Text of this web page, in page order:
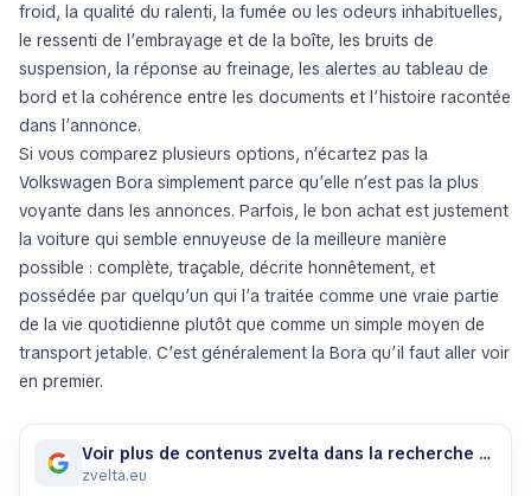
froid, la qualité du ralenti, la fumée ou les odeurs inhabituelles,
le ressenti de l’embrayage et de la boîte, les bruits de
suspension, la réponse au freinage, les alertes au tableau de
bord et la cohérence entre les documents et l’histoire racontée
dans l’annonce.
Si vous comparez plusieurs options, n’écartez pas la
Volkswagen Bora simplement parce qu’elle n’est pas la plus
voyante dans les annonces. Parfois, le bon achat est justement
la voiture qui semble ennuyeuse de la meilleure manière
possible : complète, traçable, décrite honnêtement, et
possédée par quelqu’un qui l’a traitée comme une vraie partie
de la vie quotidienne plutôt que comme un simple moyen de
transport jetable. C’est généralement la Bora qu’il faut aller voir
en premier.
Voir plus de contenus zvelta dans la recherche Google
zvelta.eu